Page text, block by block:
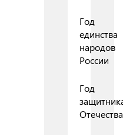
Год
единства
народов
России
Год
Отечества